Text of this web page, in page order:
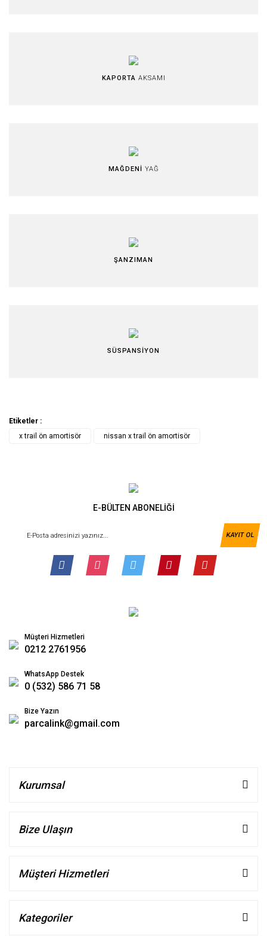
KAPORTA AKSAMI
MAĞDENİ YAĞ
ŞANZIMAN
SÜSPANSİYON
Etiketler :
x trail ön amortisör
nissan x trail ön amortisör
E-BÜLTEN ABONELİĞİ
KAYIT OL
Müşteri Hizmetleri
0212 2761956
WhatsApp Destek
0 (532) 586 71 58
Bize Yazın
parcalink@gmail.com
Kurumsal
Bize Ulaşın
Müşteri Hizmetleri
Kategoriler